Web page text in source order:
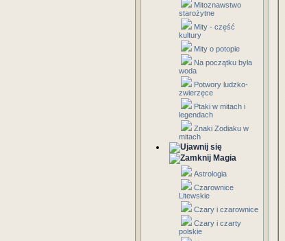
Mitoznawstwo
starożytne
Mity - część
kultury
Mity o potopie
Na początku była
woda
Potwory ludzko-
zwierzęce
Ptaki w mitach i
legendach
Znaki Zodiaku w
mitach
Magia
Astrologia
Czarownice
Litewskie
Czary i czarownice
Czary i czarty
polskie